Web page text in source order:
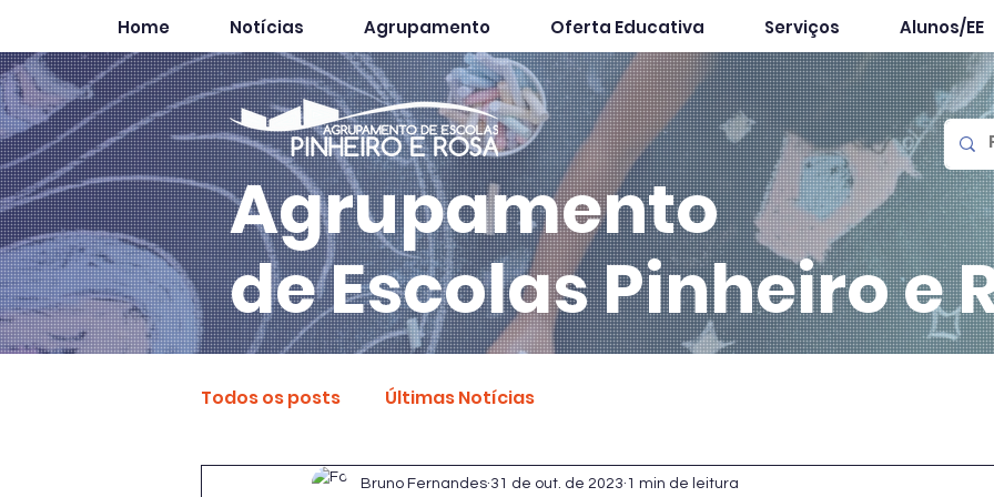
Home Notícias Agrupamento Oferta Educativa Serviços Alunos/EE
Agrupamento
de EscolasPinheiro e
Todos os posts Últimas Notícias
Bruno Fernandes 31 de out. de 2023 1 min de leitura